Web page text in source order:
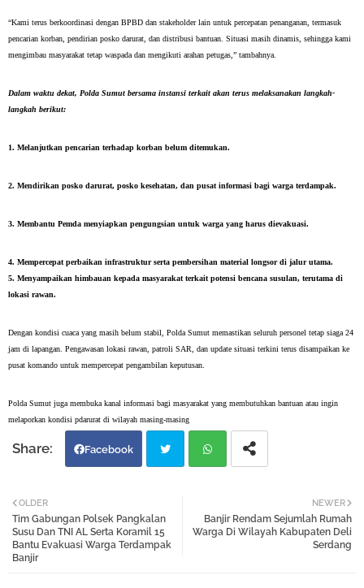
“Kami terus berkoordinasi dengan BPBD dan stakeholder lain untuk percepatan penanganan, termasuk
pencarian korban, pendirian posko darurat, dan distribusi bantuan. Situasi masih dinamis, sehingga kami
mengimbau masyarakat tetap waspada dan mengikuti arahan petugas,” tambahnya.
Dalam waktu dekat, Polda Sumut bersama instansi terkait akan terus melaksanakan langkah-
langkah berikut:
1. Melanjutkan pencarian terhadap korban belum ditemukan.
2. Mendirikan posko darurat, posko kesehatan, dan pusat informasi bagi warga terdampak.
3. Membantu Pemda menyiapkan pengungsian untuk warga yang harus dievakuasi.
4. Mempercepat perbaikan infrastruktur serta pembersihan material longsor di jalur utama.
5. Menyampaikan himbauan kepada masyarakat terkait potensi bencana susulan, terutama di
lokasi rawan.
Dengan kondisi cuaca yang masih belum stabil, Polda Sumut memastikan seluruh personel tetap siaga 24
jam di lapangan. Pengawasan lokasi rawan, patroli SAR, dan update situasi terkini terus disampaikan ke
pusat komando untuk mempercepat pengambilan keputusan.
Polda Sumut juga membuka kanal informasi bagi masyarakat yang membutuhkan bantuan atau ingin
melaporkan kondisi pdarurat di wilayah masing-masing
Facebook
tter atsa
NEWER
Banjir Rendam Sejumlah Rumah
Warga Di Wilayah Kabupaten Deli
Serdang
OLDER
Tim Gabungan Polsek Pangkalan
Susu Dan TNI AL Serta Koramil 15
Bantu Evakuasi Warga Terdampak
Banjir